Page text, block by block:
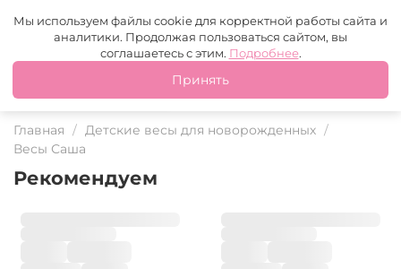
Москва +7 (499) 110-97-95 MAX Tg
Это ваш город?
Главная
Детские весы для новорожденных
Весы Саша
Рекомендуем
Мы используем файлы cookie для корректной работы сайта и
аналитики. Продолжая пользоваться сайтом, вы
соглашаетесь с этим. Подробнее.
Принять